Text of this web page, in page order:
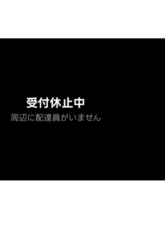
受付休止中
周辺に配達員がいません